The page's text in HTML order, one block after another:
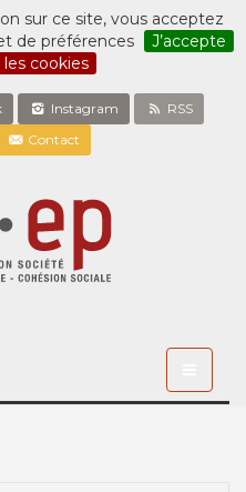
sur ce site, vous acceptez
de préférences
J’accepte
cookies
Instagram
RSS
Contact